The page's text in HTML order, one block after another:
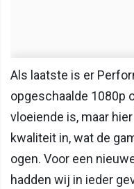
Als laatste is er
opgeschaalde 1080p
vloeiende is, maar
kwaliteit in, wat de
ogen. Voor een
hadden wij in ieder